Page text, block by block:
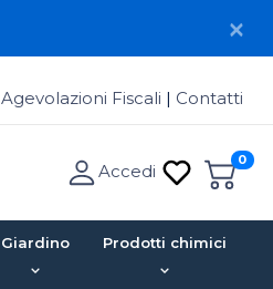
Agevolazioni Fiscali | Contatti
0
Accedi
Giardino Prodotti chimici